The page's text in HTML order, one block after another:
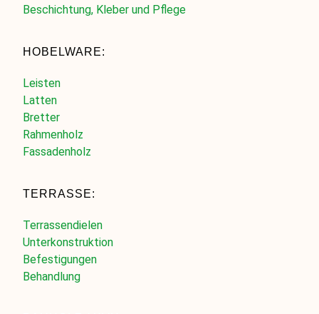
Beschichtung, Kleber und Pflege
HOBELWARE:
Leisten
Latten
Bretter
Rahmenholz
Fassadenholz
TERRASSE:
Terrassendielen
Unterkonstruktion
Befestigungen
Behandlung